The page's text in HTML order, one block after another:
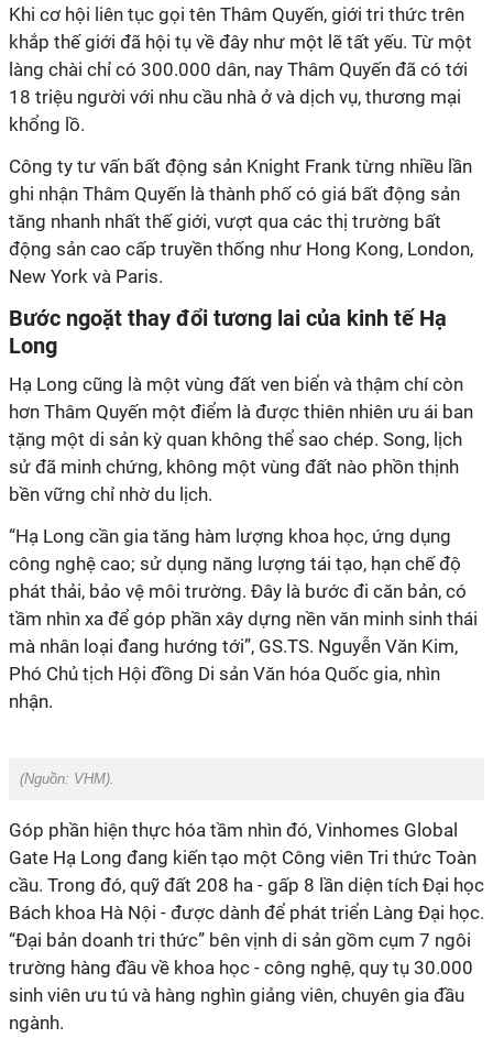
Khi cơ hội liên tục gọi tên Thâm Quyến, giới tri thức trên
khắp thế giới đã hội tụ về đây như một lẽ tất yếu. Từ một
làng chài chỉ có 300.000 dân, nay Thâm Quyến đã có tới
18 triệu người với nhu cầu nhà ở và dịch vụ, thương mại
khổng lồ.
Công ty tư vấn bất động sản Knight Frank từng nhiều lần
ghi nhận Thâm Quyến là thành phố có giá bất động sản
tăng nhanh nhất thế giới, vượt qua các thị trường bất
động sản cao cấp truyền thống như Hong Kong, London,
New York và Paris.
Bước ngoặt thay đổi tương lai của kinh tế Hạ
Long
Hạ Long cũng là một vùng đất ven biển và thậm chícòn
hơn Thâm Quyến một điểm là được thiên nhiên ưu ái ban
tặng một di sản kỳ quan không thể sao chép. Song, lịch
sử đã minh chứng, không một vùng đất nào phồn thịnh
bền vững chỉ nhờ du lịch.
“Hạ Long cần gia tăng hàm lượng khoa học, ứng dụng
công nghệ cao; sử dụng năng lượng tái tạo, hạn chế độ
phát thải, bảo vệ môi trường. Đây là bước đi căn bản, có
tầm nhìn xa để góp phần xây dựng nền văn minh sinh thái
mà nhân loại đang hướng tới”, GS.TS. Nguyễn Văn Kim,
Phó Chủ tịch Hội đồng Di sản Văn hóa Quốc gia, nhìn
nhận.
(Nguồn: VHM).
Góp phần hiện thực hóa tầm nhìn đó, Vinhomes Global
Gate Hạ Long đang kiến tạo một Công viên Tri thức Toàn
cầu. Trong đó, quỹ đất 208 ha - gấp 8 lần diện tích Đại học
Bách khoa Hà Nội - được dành để phát triển Làng Đại học.
“Đại bản doanh tri thức” bên vịnh di sản gồm cụm 7 ngôi
trường hàng đầu về khoa học - công nghệ, quy tụ 30.000
sinh viên ưu tú và hàng nghìn giảng viên, chuyên gia đầu
ngành.